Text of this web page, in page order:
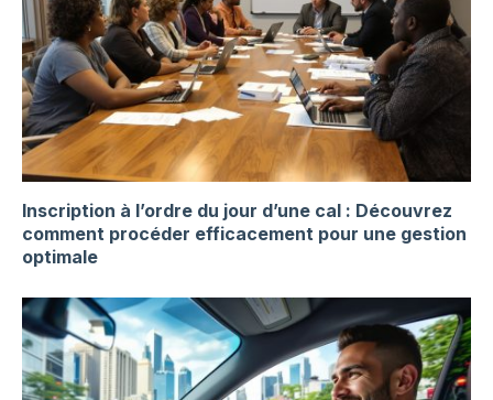
Inscription à l’ordre du jour d’une cal : Découvrez
comment procéder efficacement pour une gestion
optimale